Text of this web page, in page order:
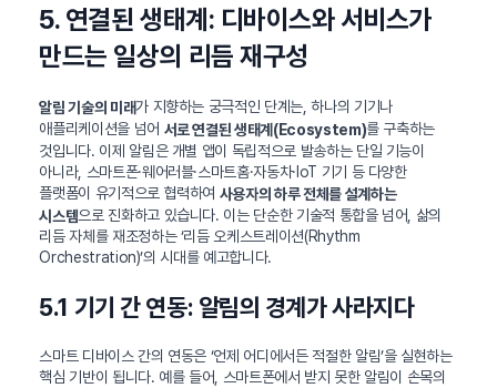
5. 연결된 생태계: 디바이스와 서비스가
만드는 일상의 리듬 재구성
알림 기술의 미래가 지향하는 궁극적인 단계는, 하나의 기기나
애플리케이션을 넘어 서로 연결된 생태계(Ecosystem)를 구축하는
것입니다. 이제 알림은 개별 앱이 독립적으로 발송하는 단일 기능이
아니라, 스마트폰·웨어러블·스마트홈·자동차·IoT 기기 등 다양한
플랫폼이 유기적으로 협력하여 사용자의 하루 전체를 설계하는
시스템으로 진화하고 있습니다. 이는 단순한 기술적 통합을 넘어, 삶의
리듬 자체를 재조정하는 ‘리듬 오케스트레이션(Rhythm
Orchestration)’의 시대를 예고합니다.
5.1 기기 간 연동: 알림의 경계가 사라지다
스마트 디바이스 간의 연동은 ‘언제 어디에서든 적절한 알림’을 실현하는
핵심 기반이 됩니다. 예를 들어, 스마트폰에서 받지 못한 알림이 손목의